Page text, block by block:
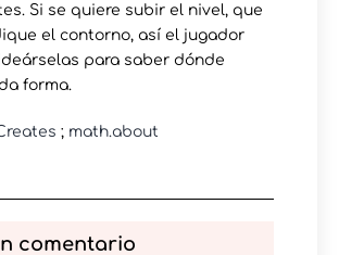
Si se quiere subir el nivel, que
el contorno, así el jugador
para saber dónde
forma.
; math.about
comentario